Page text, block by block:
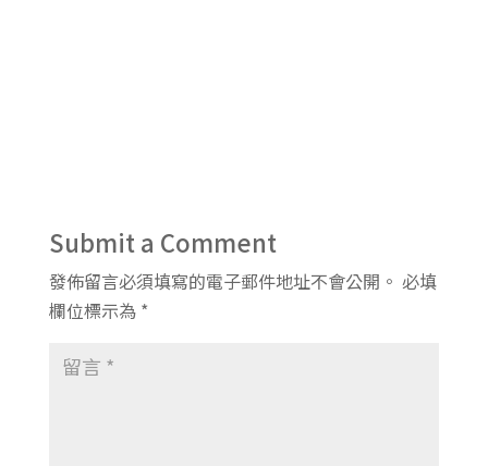
Submit a Comment
發佈留言必須填寫的電子郵件地址不會公開。 必填
欄位標示為 *